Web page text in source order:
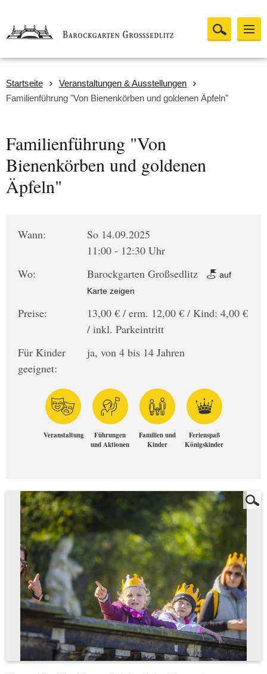
Startseite
Veranstaltungen & Ausstellungen
Familienführung "Von Bienenkörben und goldenen Äpfeln"
Familienführung "Von
Bienenkörben und goldenen
Äpfeln"
Wann:
So 14.09.2025
11:00 - 12:30 Uhr
Wo:
Barockgarten Großsedlitz
auf
Karte zeigen
Preise:
13,00 € / erm. 12,00 € / Kind: 4,00 €
/ inkl. Parkeintritt
Für Kinder
geeignet:
ja, von 4 bis 14 Jahren
Veranstaltung
Führungen
und Aktionen
Familien und
Kinder
Ferienspaß
Königskinder